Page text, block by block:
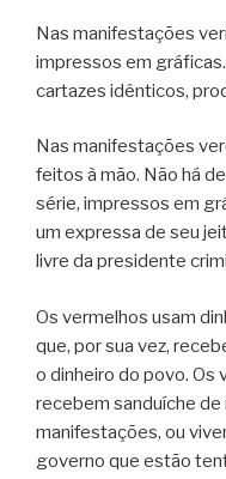
Nas manifestações
impressos em
cartazes idênticos,
Nas manifestações
feitos à mão. Não há
série, impressos em
um expressa de seu
livre da presidente
Os vermelhos usam
que, por sua vez,
o dinheiro do povo. Os
recebem sanduíche de
manifestações, ou
governo que estão